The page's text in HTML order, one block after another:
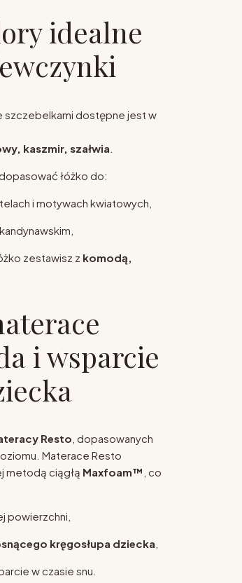
idealne
dostępne jest w
kaszmir, szałwia
łóżko do:
i motywach kwiatowych,
zestawisz z komodą,
i wsparcie
Resto , dopasowanych
Materace Resto
metodą ciągłą Maxfoam™ , co
powierzchni,
kręgosłupa dziecka
w czasie snu.